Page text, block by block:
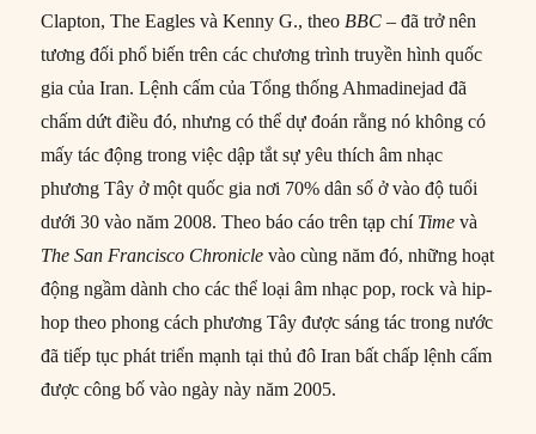
Clapton, The Eagles và Kenny G., theo BBC – đã trở nên
tương đối phổ biến trên các chương trình truyền hình quốc
gia của Iran. Lệnh cấm của Tổng thống Ahmadinejad đã
chấm dứt điều đó, nhưng có thể dự đoán rằng nó không có
mấy tác động trong việc dập tắt sự yêu thích âm nhạc
phương Tây ở một quốc gia nơi 70% dân số ở vào độ tuổi
dưới 30 vào năm 2008. Theo báo cáo trên tạp chí Time và
The San Francisco Chronicle vào cùng năm đó, những hoạt
động ngầm dành cho các thể loại âm nhạc pop, rock và hip-
hop theo phong cách phương Tây được sáng tác trong nước
đã tiếp tục phát triển mạnh tại thủ đô Iran bất chấp lệnh cấm
được công bố vào ngày này năm 2005.